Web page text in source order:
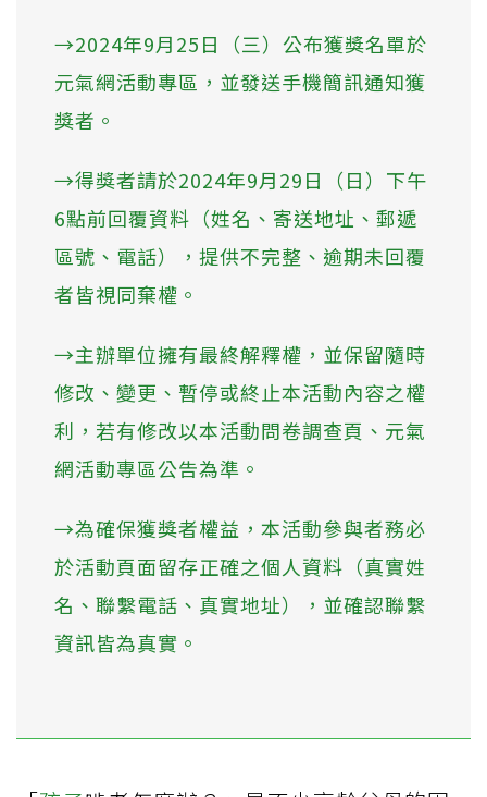
→2024年9月25日（三）公布獲獎名單於
元氣網活動專區，並發送手機簡訊通知獲
獎者。
→得獎者請於2024年9月29日（日）下午
6點前回覆資料（姓名、寄送地址、郵遞
區號、電話），提供不完整、逾期未回覆
者皆視同棄權。
→主辦單位擁有最終解釋權，並保留隨時
修改、變更、暫停或終止本活動內容之權
利，若有修改以本活動問卷調查頁、元氣
網活動專區公告為準。
→為確保獲獎者權益，本活動參與者務必
於活動頁面留存正確之個人資料（真實姓
名、聯繫電話、真實地址），並確認聯繫
資訊皆為真實。